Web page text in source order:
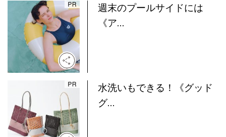
週末のプールサイドには
《ア...
水洗いもできる！《グッド
グ...